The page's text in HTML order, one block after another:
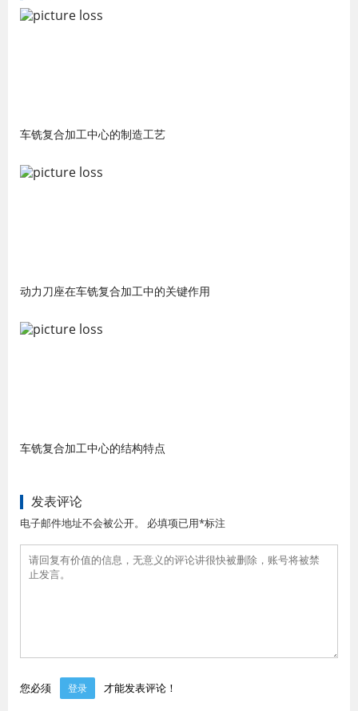
车铣复合加工中心的制造工艺
动力刀座在车铣复合加工中的关键作用
车铣复合加工中心的结构特点
发表评论
电子邮件地址不会被公开。 必填项已用*标注
您必须 登录 才能发表评论！